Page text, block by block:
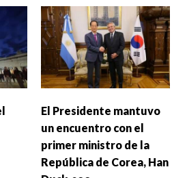
El Presidente mantuvo
un encuentro con el
primer ministro de la
República de Corea, Han